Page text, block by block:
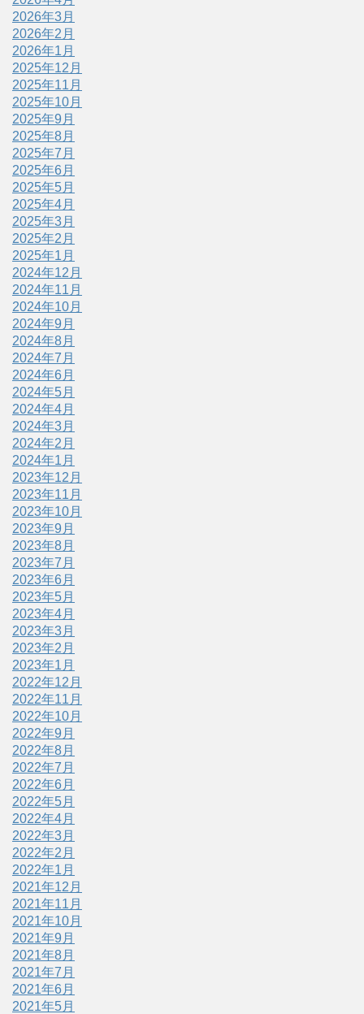
2026年3月
2026年2月
2026年1月
2025年12月
2025年11月
2025年10月
2025年9月
2025年8月
2025年7月
2025年6月
2025年5月
2025年4月
2025年3月
2025年2月
2025年1月
2024年12月
2024年11月
2024年10月
2024年9月
2024年8月
2024年7月
2024年6月
2024年5月
2024年4月
2024年3月
2024年2月
2024年1月
2023年12月
2023年11月
2023年10月
2023年9月
2023年8月
2023年7月
2023年6月
2023年5月
2023年4月
2023年3月
2023年2月
2023年1月
2022年12月
2022年11月
2022年10月
2022年9月
2022年8月
2022年7月
2022年6月
2022年5月
2022年4月
2022年3月
2022年2月
2022年1月
2021年12月
2021年11月
2021年10月
2021年9月
2021年8月
2021年7月
2021年6月
2021年5月